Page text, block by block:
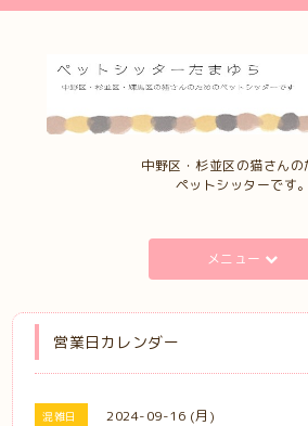
中野区・杉並区の猫さんの
ペットシッターです。
メニュー
営業日カレンダー
混雑日 2024-09-16 (月)